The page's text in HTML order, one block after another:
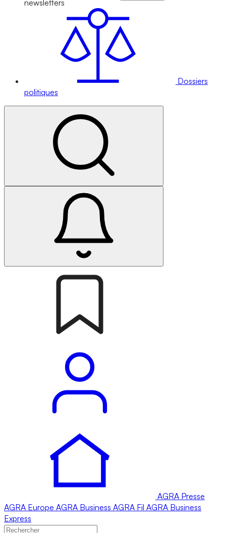
newsletters
Dossiers
politiques
AGRA Presse
AGRA Europe AGRA Business AGRA Fil AGRA Business
Express